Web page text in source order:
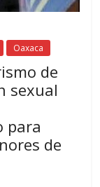
Oaxaca
de
sexual
para
de